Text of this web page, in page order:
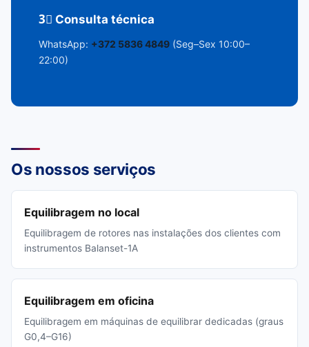
3⃣ Consulta técnica
WhatsApp: +372 5836 4849 (Seg–Sex 10:00–
22:00)
Os nossos serviços
Equilibragem no local
Equilibragem de rotores nas instalações dos clientes com
instrumentos Balanset-1A
Equilibragem em oficina
Equilibragem em máquinas de equilibrar dedicadas (graus
G0,4–G16)